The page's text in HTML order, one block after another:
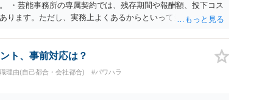
・芸能事務所の専属契約では、残存期間や報酬額、投下コス
ります。ただし、実務上よくあるからといって当然に適法と
に近い実態なら労基法16条で無効となる余地があり、そうで
なら無効や減額が争点になります。 ・契約前の修正交渉は一
に限定する、などが典型です。 ・弁護士に契約前に契約書の
ト、事前対応は？
理由(自己都合・会社都合) #パワハラ